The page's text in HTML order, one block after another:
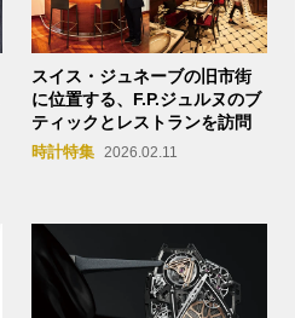
スイス・ジュネーブの旧市街
に位置する、F.P.ジュルヌのブ
ティックとレストランを訪問
時計特集 2026.02.11